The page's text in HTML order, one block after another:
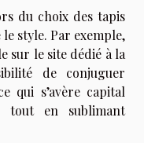
du choix des tapis
style. Par exemple,
sur le site dédié à la
de conjuguer
qui s’avère capital
tout en sublimant